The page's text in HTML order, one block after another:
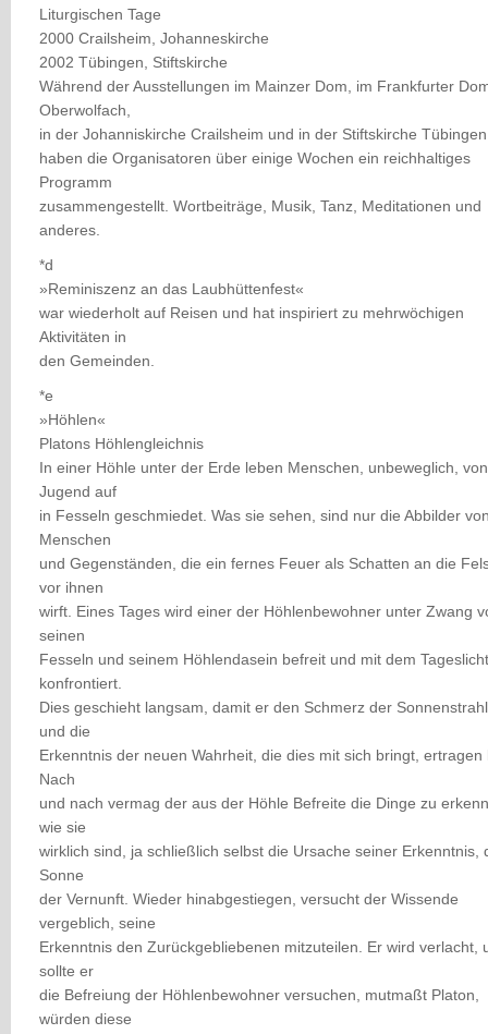
Liturgischen Tage
2000 Crailsheim, Johanneskirche
2002 Tübingen, Stiftskirche
Während der Ausstellungen im Mainzer Dom, im Frankfurter
Oberwolfach,
in der Johanniskirche Crailsheim und in der Stiftskirche Tübingen
haben die Organisatoren über einige Wochen ein reichhaltiges
Programm
zusammengestellt. Wortbeiträge, Musik, Tanz, Meditationen und
anderes.
*d
»Reminiszenz an das Laubhüttenfest«
war wiederholt auf Reisen und hat inspiriert zu mehrwöchigen
Aktivitäten in
den Gemeinden.
*e
»Höhlen«
Platons Höhlengleichnis
In einer Höhle unter der Erde leben Menschen, unbeweglich, von
Jugend auf
in Fesseln geschmiedet. Was sie sehen, sind nur die Abbilder
Menschen
und Gegenständen, die ein fernes Feuer als Schatten an die
vor ihnen
wirft. Eines Tages wird einer der Höhlenbewohner unter Zwang
seinen
Fesseln und seinem Höhlendasein befreit und mit dem Tageslicht
konfrontiert.
Dies geschieht langsam, damit er den Schmerz der
und die
Erkenntnis der neuen Wahrheit, die dies mit sich bringt, ertragen
Nach
und nach vermag der aus der Höhle Befreite die Dinge zu
wie sie
wirklich sind, ja schließlich selbst die Ursache seiner Erkenntnis,
Sonne
der Vernunft. Wieder hinabgestiegen, versucht der Wissende
vergeblich, seine
Erkenntnis den Zurückgebliebenen mitzuteilen. Er wird verlacht,
sollte er
die Befreiung der Höhlenbewohner versuchen, mutmaßt Platon,
würden diese